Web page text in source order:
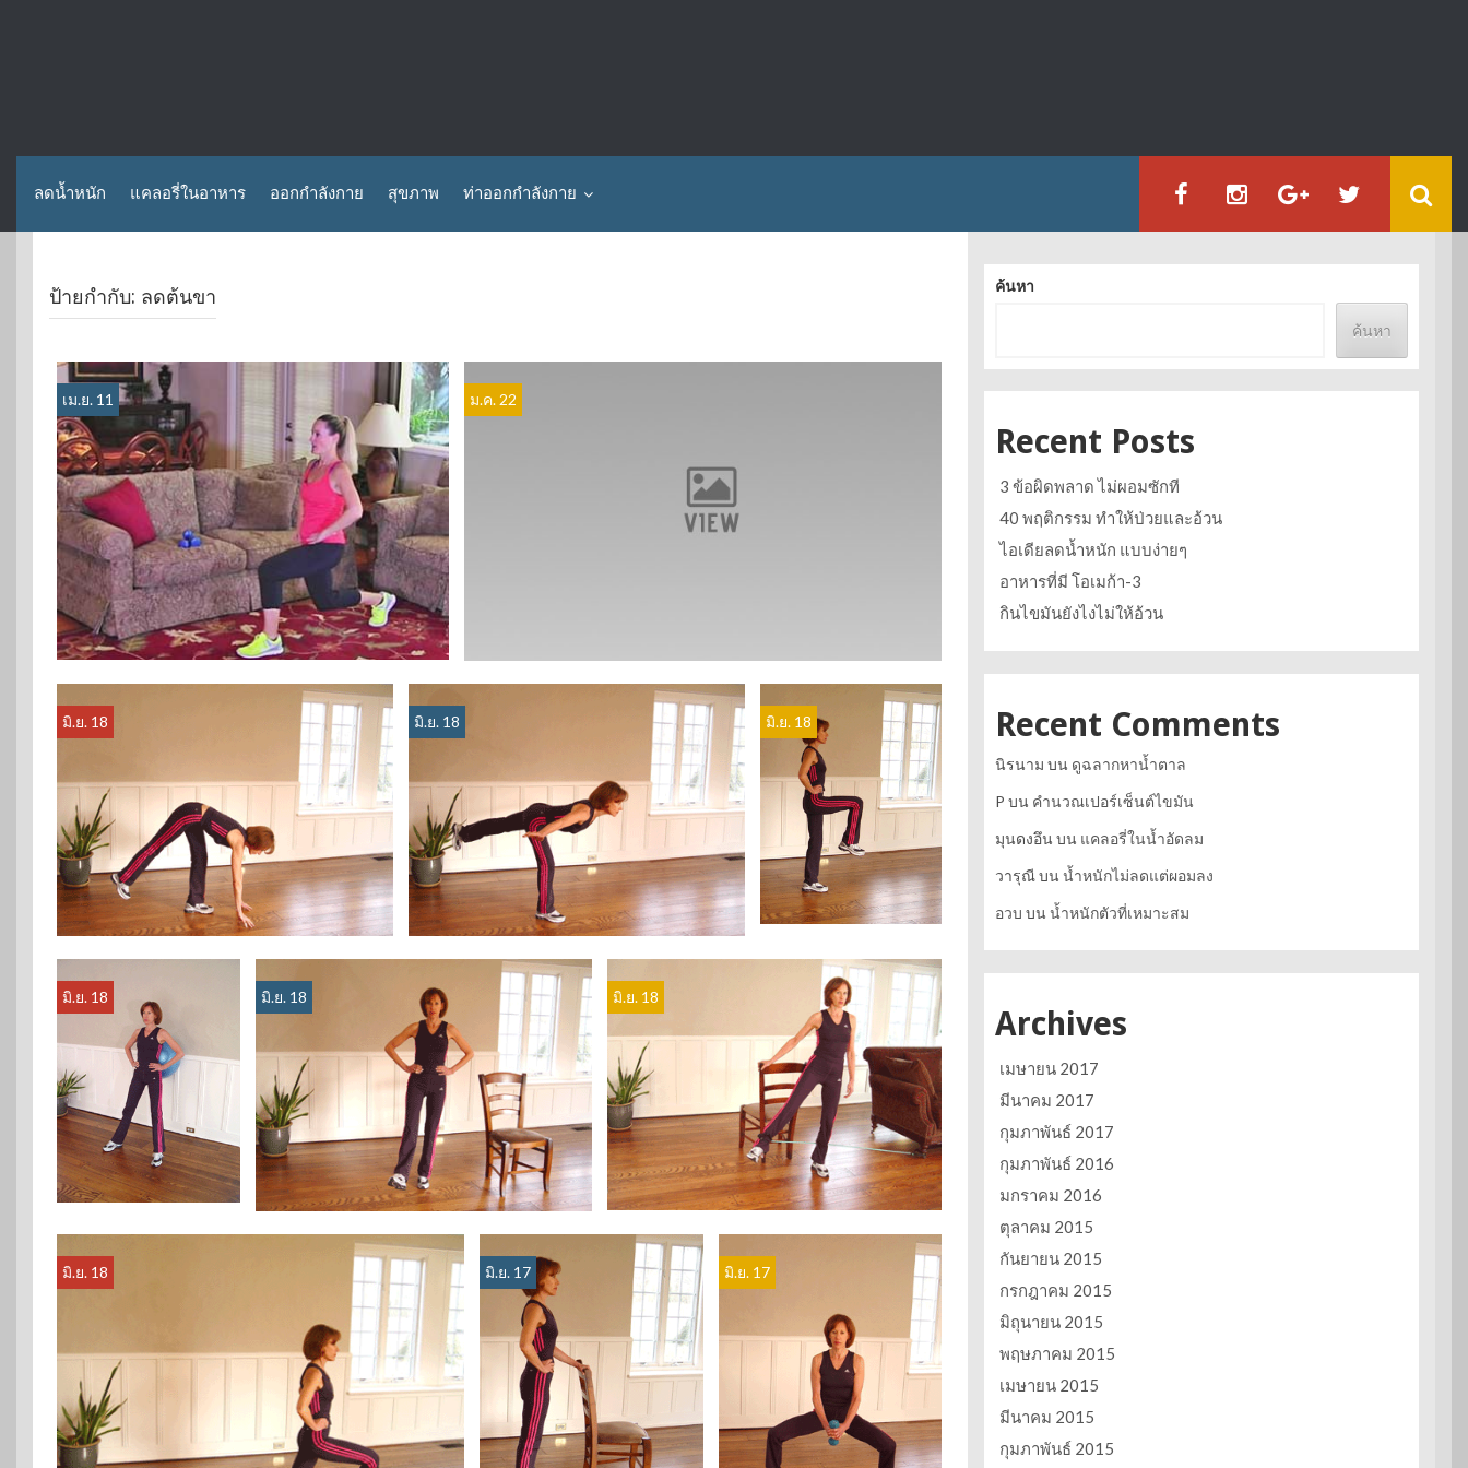
ลดน้ำหนัก แคลอรี่ในอาหาร ออกกำลังกาย สุขภาพ ท่าออกกำลังกาย
ป้ายกำกับ: ลดต้นขา
เม.ย. 11 ม.ค. 22
มิ.ย. 18 มิ.ย. 18 มิ.ย. 18
มิ.ย. 18 มิ.ย. 18 มิ.ย. 18
มิ.ย. 18 มิ.ย. 17 มิ.ย. 17
ค้นหา
ค้นหา
Recent Posts
3 ข้อผิดพลาด ไม่ผอมซักที
40 พฤติกรรม ทำให้ป่วยและอ้วน
ไอเดียลดน้ำหนัก แบบง่ายๆ
อาหารที่มี โอเมก้า-3
กินไขมันยังไงไม่ให้อ้วน
Recent Comments
นิรนาม บน ดูฉลากหาน้ำตาล
P บน คำนวณเปอร์เซ็นต์ไขมัน
มุนดงอึน บน แคลอรี่ในน้ำอัดลม
วารุณีบน น้ำหนักไม่ลดแต่ผอมลง
อวบ บน น้ำหนักตัวที่เหมาะสม
Archives
เมษายน 2017
มีนาคม 2017
กุมภาพันธ์ 2017
กุมภาพันธ์ 2016
มกราคม 2016
ตุลาคม 2015
กันยายน 2015
กรกฎาคม 2015
มิถุนายน 2015
พฤษภาคม 2015
เมษายน 2015
มีนาคม 2015
กุมภาพันธ์ 2015